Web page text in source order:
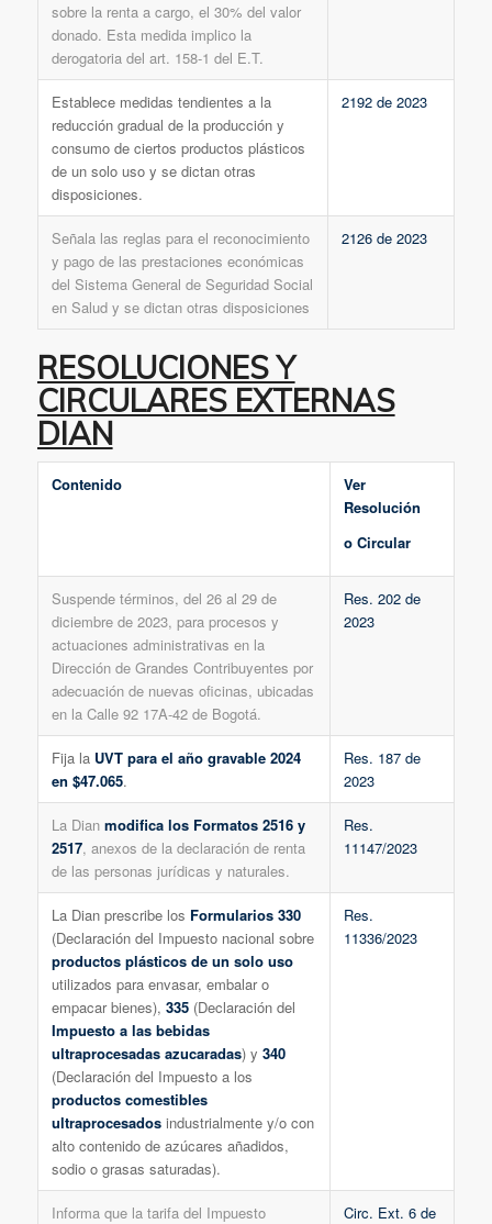
sobre la renta a cargo, el 30% del valor
donado. Esta medida implico la
derogatoria del art. 158-1 del E.T.
Establece medidas tendientes a la
reducción gradual de la producción y
consumo de ciertos productos plásticos
de un solo uso y se dictan otras
disposiciones.
2192 de 2023
Señala las reglas para el reconocimiento
y pago de las prestaciones económicas
del Sistema General de Seguridad Social
en Salud y se dictan otras disposiciones
2126 de 2023
RESOLUCIONES Y
CIRCULARES EXTERNAS
DIAN
Contenido
Ver
Resolución
o Circular
Suspende términos, del 26 al 29 de
diciembre de 2023, para procesos y
actuaciones administrativas en la
Dirección de Grandes Contribuyentes por
adecuación de nuevas oficinas, ubicadas
en la Calle 92 17A-42 de Bogotá.
Res. 202 de
2023
Fija la UVT para el año gravable 2024
en $47.065.
Res. 187 de
2023
La Dian modifica los Formatos 2516 y
2517, anexos de la declaración de renta
de las personas jurídicas y naturales.
Res.
11147/2023
La Dian prescribe los Formularios 330
(Declaración del Impuesto nacional sobre
productos plásticos de un solo uso
utilizados para envasar, embalar o
empacar bienes), 335(Declaración del
Impuesto a las bebidas
ultraprocesadas azucaradas) y 340
(Declaración del Impuesto a los
productos comestibles
ultraprocesadosindustrialmente y/o con
alto contenido de azúcares añadidos,
sodio o grasas saturadas).
Res.
11336/2023
Informa que la tarifa del Impuesto
Circ. Ext. 6 de